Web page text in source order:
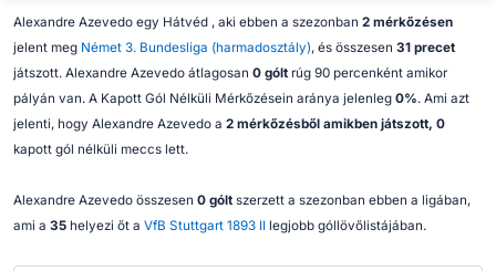
Alexandre Azevedo egy Hátvéd , aki ebben a szezonban 2 mérkőzésen
jelent meg Német 3. Bundesliga (harmadosztály), és összesen 31 precet
játszott. Alexandre Azevedo átlagosan 0 góltrúg 90 percenként amikor
pályán van. A Kapott Gól Nélküli Mérkőzésein aránya jelenleg 0%. Ami azt
jelenti, hogy Alexandre Azevedo a 2 mérkőzésből amikben játszott, 0
kapott gól nélküli meccs lett.
Alexandre Azevedo összesen 0 góltszerzett a szezonban ebben a ligában,
ami a 35helyezi őt a VfB Stuttgart 1893 II legjobb góllövőlistájában.